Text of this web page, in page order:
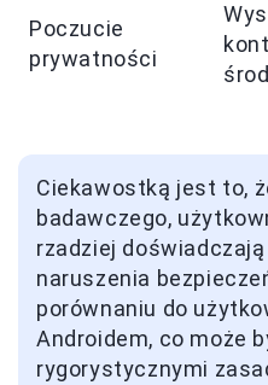
Poczucie
prywatności
Ciekawostką jest to,
badawczego,
rzadziej
naruszenia
porównaniu do
Androidem, co może
rygorystycznymi